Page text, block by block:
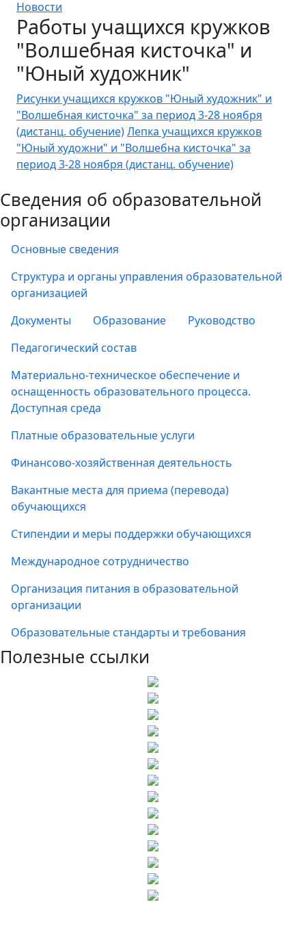
Новости
Работы учащихся кружков
"Волшебная кисточка" и
"Юный художник"
Рисунки учащихся кружков "Юный художник" и
"Волшебная кисточка" за период 3-28 ноября
(дистанц. обучение)Лепка учащихся кружков
"Юный художни" и "Волшебна кисточка" за
период 3-28 ноября (дистанц. обучение)
Сведения об образовательной
организации
Основные сведения
Структура и органы управления образовательной
организацией
Документы
Образование
Руководство
Педагогический состав
Материально-техническое обеспечение и
оснащенность образовательного процесса.
Доступная среда
Платные образовательные услуги
Финансово-хозяйственная деятельность
Вакантные места для приема (перевода)
обучающихся
Стипендии и меры поддержки обучающихся
Международное сотрудничество
Организация питания в образовательной
организации
Образовательные стандарты и требования
Полезные ссылки